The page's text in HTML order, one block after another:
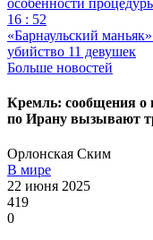
16 : 52
«Барнаульский
убийство 11 девушек
Больше новостей
Кремль: сообщения
по Ирану вызывают
Орлонская Ским
В мире
22 июня 2025
419
0